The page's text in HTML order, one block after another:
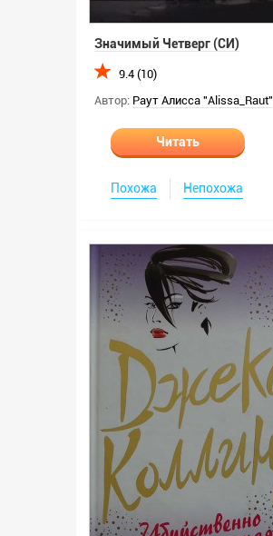
Значимый Четверг (СИ)
9.4 (10)
Автор: Раут Алисса "Alissa_Raut"
Читать
Похожа Непохожа